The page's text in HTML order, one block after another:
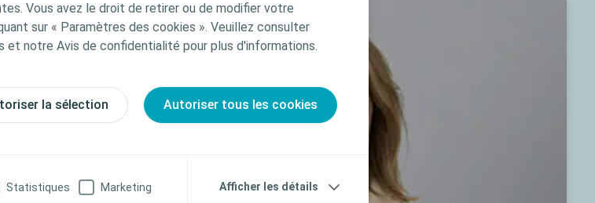
Vous avez le droit de retirer ou de modifier votre
sur « Paramètres des cookies ». Veuillez consulter
et notre Avis de confidentialité pour plus d'informations.
la sélection Autoriser tous les cookies
Statistiques Marketing Afficher les détails